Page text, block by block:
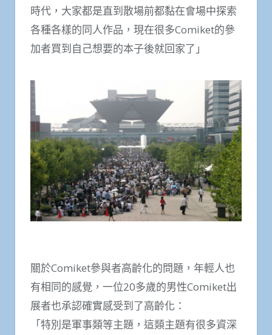
時代，大家都是直到散場前都黏在會場中探索
各種各樣的同人作品，現在很多Comiket的參
加者買到自己想要的本子後就回家了」
關於Comiket參與者高齡化的問題，年輕人也
有相同的感覺，一位20多歲的男性Comiket出
展者也承認確實感受到了高齡化：
「特別是軍事類等主題，這類主題有很多資深